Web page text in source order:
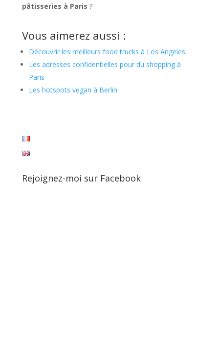
pâtisseries à Paris ?
Vous aimerez aussi :
Découvrir les meilleurs food trucks à Los Angeles
Les adresses confidentielles pour du shopping à
Paris
Les hotspots vegan à Berlin
Rejoignez-moi sur Facebook